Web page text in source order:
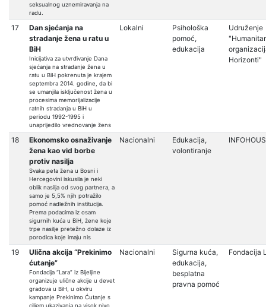
seksualnog uznemiravanja na
radu.
17
Dan sjećanja na
stradanje žena u ratu u
BiH
Inicijativa za utvrđivanje Dana
sjećanja na stradanje žena u
ratu u BiH pokrenuta je krajem
septembra 2014. godine, da bi
se umanjila isključenost žena u
procesima memorijalizacije
ratnih stradanja u BiH u
periodu 1992-1995 i
unaprijedilo vrednovanje žens
Lokalni
Psihološka
pomoć,
edukacija
Udruženje
Horizonti"
18
Ekonomsko osnaživanje
žena kao vid borbe
protiv nasilja
Svaka peta žena u Bosni i
Hercegovini iskusila je neki
oblik nasilja od svog partnera, a
samo je 5,5% njih potražilo
pomoć nadležnih institucija.
Prema podacima iz osam
sigurnih kuća u BiH, žene koje
trpe nasilje pretežno dolaze iz
porodica koje imaju nis
Nacionalni
Edukacija,
volontiranje
19
Ulična akcija “Prekinimo
ćutanje”
Fondacija “Lara” iz Bijeljine
organizuje ulične akcije u devet
gradova u BiH, u okviru
kampanje Prekinimo Ćutanje s
ciljem ukazivanja na visok nivo
Nacionalni
Sigurna kuća,
edukacija,
besplatna
pravna pomoć
Fondacija